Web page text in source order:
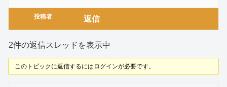
投稿者 返信
2件の返信スレッドを表示中
このトピックに返信するにはログインが必要です。